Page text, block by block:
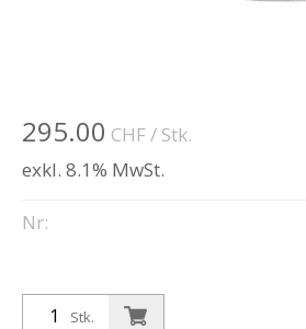
295.00 CHF/ Stk.
exkl. 8.1% MwSt.
Nr:
Stk.